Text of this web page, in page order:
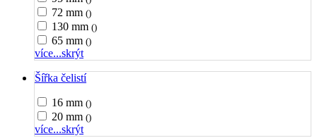
72 mm ()
130 mm ()
65 mm ()
více...skrýt
Šířka čelistí
16 mm ()
20 mm ()
více...skrýt